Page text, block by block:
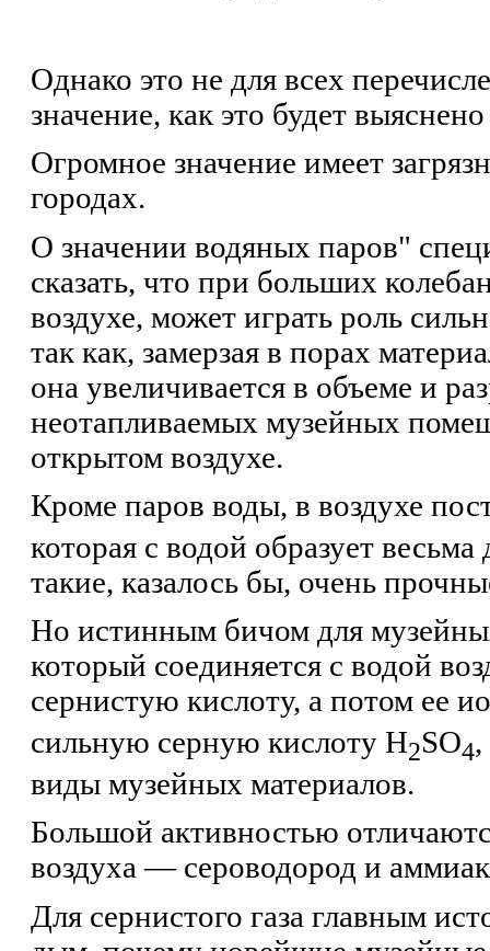
Однако это не для всех
значение, как это будет
Огромное значение имеет
городах.
О значении водяных паров"
сказать, что при больших
воздухе, может играть роль
так как, замерзая в порах
она увеличивается в объеме и
неотапливаемых музейных
открытом воздухе.
Кроме паров воды, в воздухе
которая с водой образует
такие, казалось бы, очень
Но истинным бичом для
который соединяется с водой
сернистую кислоту, а потом ее
сильную серную кислоту H2SO4,
виды музейных материалов.
Большой активностью
воздуха — сероводород и
Для сернистого газа главным